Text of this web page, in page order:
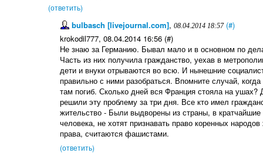
(ответить)
bulbasch [livejournal.com],08.04.2014 18:57 (#)
krokodil777, 08.04.2014 16:56 (#)
Не знаю за Германию. Бывал мало и в основном по
Часть из них получила гражданство, уехав в
дети и внуки отрываются во всю. И нынешние
правильно с ними разобраться. Впомните случай,
там погиб. Сколько дней вся Франция стояла на
решили эту проблему за три дня. Все кто имел
жительство - Были выдворены из страны, в
человека, не хотят признавать право коренных
права, считаются фашистами.
(ответить)